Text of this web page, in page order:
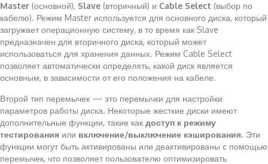
Master (основной), Slave (вторичный) и Cable Select (выбор по
кабелю). Режим Master используется для основного диска, который
загружает операционную систему, в то время как Slave
предназначен для вторичного диска, который может
использоваться для хранения данных. Режим Cable Select
позволяет автоматически определять, какой диск является
основным, в зависимости от его положения на кабеле.
Второй тип перемычек — это перемычки для настройки
параметров работы диска. Некоторые жесткие диски имеют
дополнительные функции, такие как доступ к режиму
тестирования или включение/выключение кэширования. Эти
функции могут быть активированы или деактивированы с помощью
перемычек, что позволяет пользователю оптимизировать